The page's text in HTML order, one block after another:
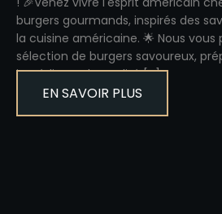
burgers gourmands, inspirés des
la cuisine américaine. 🌟 Nous vous
sélection de burgers savoureux,
ingrédients de qualité […]
EN SAVOIR PLUS